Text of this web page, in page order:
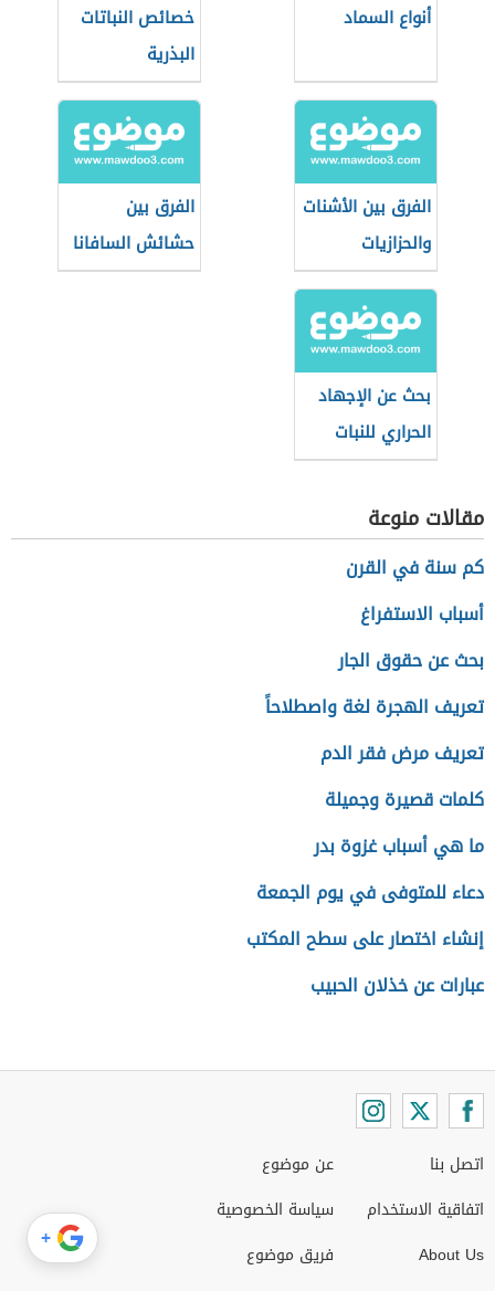
أنواع السماد
خصائص النباتات
البذرية
الفرق بين الأشنات
والحزازيات
الفرق بين
حشائش السافانا
والاستبس
بحث عن الإجهاد
الحراري للنبات
مقالات منوعة
كم سنة في القرن
أسباب الاستفراغ
بحث عن حقوق الجار
تعريف الهجرة لغة واصطلاحاً
تعريف مرض فقر الدم
كلمات قصيرة وجميلة
ما هي أسباب غزوة بدر
دعاء للمتوفى في يوم الجمعة
إنشاء اختصار على سطح المكتب
عبارات عن خذلان الحبيب
اتصل بنا
اتفاقية الاستخدام
About Us
عن موضوع
سياسة الخصوصية
فريق موضوع
+